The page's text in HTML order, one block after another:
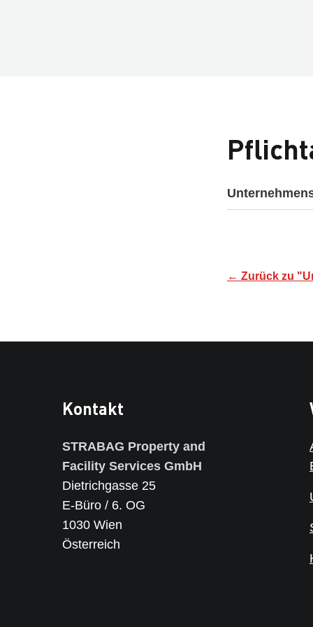
← Zurück zu
Kontakt
STRABAG Property and
Facility Services GmbH
Dietrichgasse 25
E-Büro / 6. OG
1030 Wien
Österreich